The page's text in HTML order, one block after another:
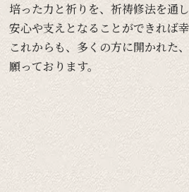
培った力と祈りを、 祈祷修法を通
安心や支えとなる ことができれば
これからも、 多くの方に開かれた、
願っております。